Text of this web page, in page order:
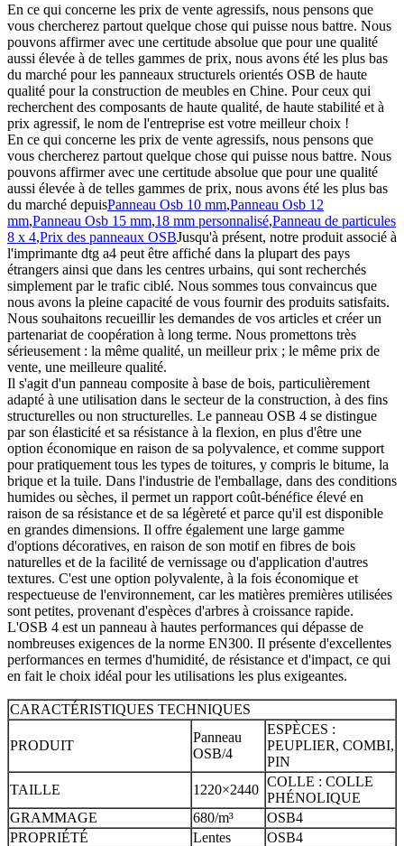
En ce qui concerne les prix de vente agressifs, nous pensons que
vous chercherez partout quelque chose qui puisse nous battre. Nous
pouvons affirmer avec une certitude absolue que pour une qualité
aussi élevée à de telles gammes de prix, nous avons été les plus bas
du marché pour les panneaux structurels orientés OSB de haute
qualité pour la construction de meubles en Chine. Pour ceux qui
recherchent des composants de haute qualité, de haute stabilité et à
prix agressif, le nom de l'entreprise est votre meilleur choix !
En ce qui concerne les prix de vente agressifs, nous pensons que
vous chercherez partout quelque chose qui puisse nous battre. Nous
pouvons affirmer avec une certitude absolue que pour une qualité
aussi élevée à de telles gammes de prix, nous avons été les plus bas
du marché depuisPanneau Osb 10 mm,Panneau Osb 12
mm,Panneau Osb 15 mm,18 mm personnalisé,Panneau de particules
8 x 4,Prix ​​des panneaux OSBJusqu'à présent, notre produit associé à
l'imprimante dtg a4 peut être affiché dans la plupart des pays
étrangers ainsi que dans les centres urbains, qui sont recherchés
simplement par le trafic ciblé. Nous sommes tous convaincus que
nous avons la pleine capacité de vous fournir des produits satisfaits.
Nous souhaitons recueillir les demandes de vos articles et créer un
partenariat de coopération à long terme. Nous promettons très
sérieusement : la même qualité, un meilleur prix ; le même prix de
vente, une meilleure qualité.
Il s'agit d'un panneau composite à base de bois, particulièrement
adapté à une utilisation dans le secteur de la construction, à des fins
structurelles ou non structurelles. Le panneau OSB 4 se distingue
par son élasticité et sa résistance à la flexion, en plus d'être une
option économique en raison de sa polyvalence, et comme support
pour pratiquement tous les types de toitures, y compris le bitume, la
brique et la tuile. Dans l'industrie de l'emballage, dans des conditions
humides ou sèches, il permet un rapport coût-bénéfice élevé en
raison de sa résistance et de sa légèreté et parce qu'il est disponible
en grandes dimensions. Il offre également une large gamme
d'options décoratives, en raison de son motif en fibres de bois
naturelles et de la facilité de vernissage ou d'application d'autres
textures. C'est une option polyvalente, à la fois économique et
respectueuse de l'environnement, car les matières premières utilisées
sont petites, provenant d'espèces d'arbres à croissance rapide.
L'OSB 4 est un panneau à hautes performances qui dépasse de
nombreuses exigences de la norme EN300. Il présente d'excellentes
performances en termes d'humidité, de résistance et d'impact, ce qui
en fait le choix idéal pour les utilisations les plus exigeantes.
CARACTÉRISTIQUES TECHNIQUES
PRODUIT
Panneau
OSB/4
ESPÈCES :
PEUPLIER, COMBI,
PIN
TAILLE
1220×2440
COLLE : COLLE
PHÉNOLIQUE
GRAMMAGE
680/m³
OSB4
PROPRIÉTÉ
Lentes
OSB4